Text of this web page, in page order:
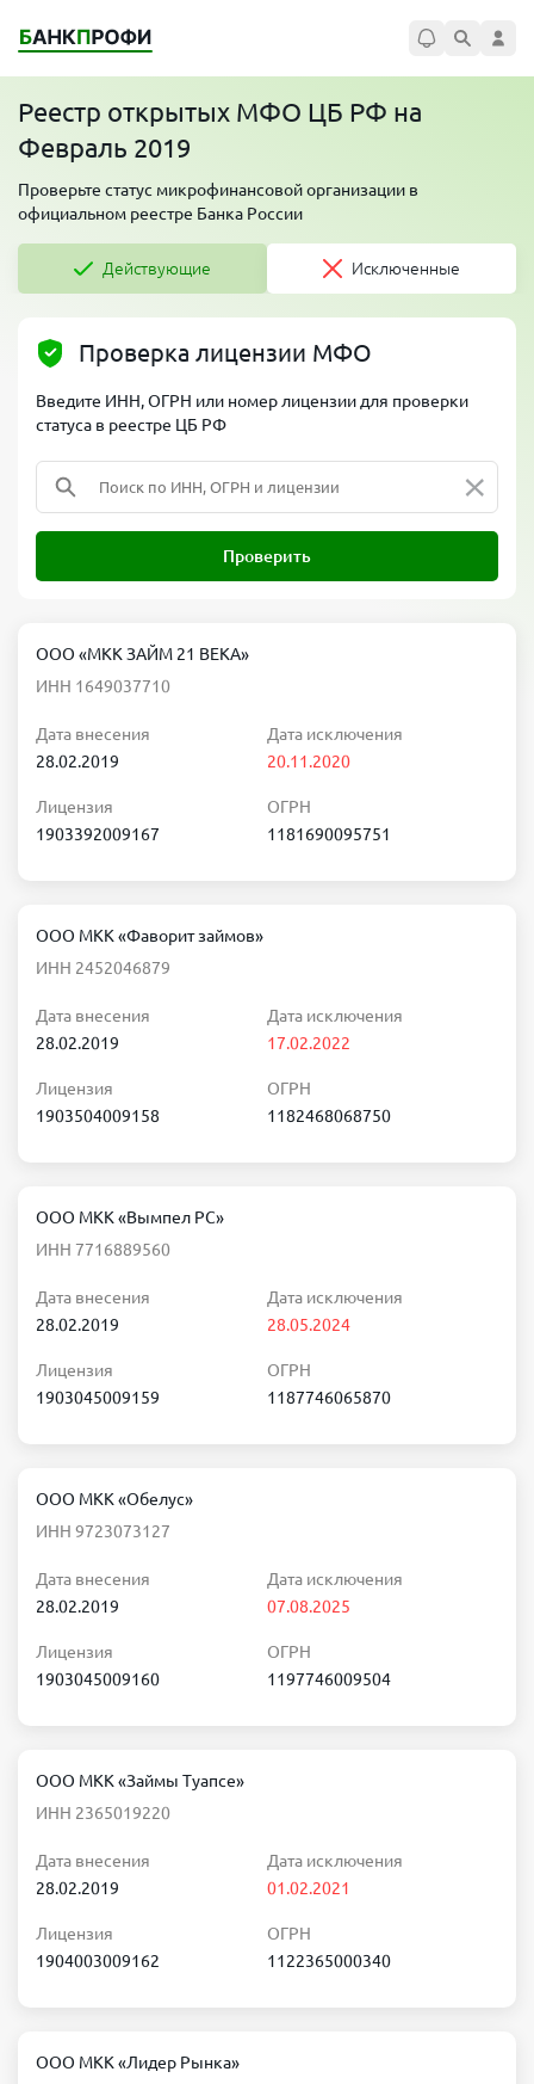
Реестр открытых МФО ЦБ РФ на
Февраль 2019
Проверьте статус микрофинансовой организации в
официальном реестре Банка России
Действующие Исключенные
Проверка лицензии МФО
Введите ИНН, ОГРН или номер лицензии для проверки
статуса в реестре ЦБ РФ
Проверить
×
ООО «МКК ЗАЙМ 21 ВЕКА»
ИНН 1649037710
Дата внесения
28.02.2019
Дата исключения
20.11.2020
Лицензия
1903392009167
ОГРН
1181690095751
ООО МКК «Фаворит займов»
ИНН 2452046879
Дата внесения
28.02.2019
Дата исключения
17.02.2022
Лицензия
1903504009158
ОГРН
1182468068750
ООО МКК «Вымпел РС»
ИНН 7716889560
Дата внесения
28.02.2019
Дата исключения
28.05.2024
Лицензия
1903045009159
ОГРН
1187746065870
ООО МКК «Обелус»
ИНН 9723073127
Дата внесения
28.02.2019
Дата исключения
07.08.2025
Лицензия
1903045009160
ОГРН
1197746009504
ООО МКК «Займы Туапсе»
ИНН 2365019220
Дата внесения
28.02.2019
Дата исключения
01.02.2021
Лицензия
1904003009162
ОГРН
1122365000340
ООО МКК «Лидер Рынка»